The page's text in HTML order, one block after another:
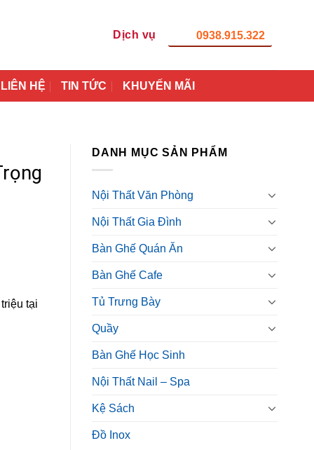
Dịch vụ 0938.915.322
LIÊN HỆ TIN TỨC KHUYẾN MÃI
DANH MỤC SẢN PHẨM
Nội Thất Văn Phòng
Nội Thất Gia Đình
Bàn Ghế Quán Ăn
Bàn Ghế Cafe
Tủ Trưng Bày
Quầy
Bàn Ghế Học Sinh
Nội Thất Nail – Spa
Kệ Sách
Đồ Inox
tại